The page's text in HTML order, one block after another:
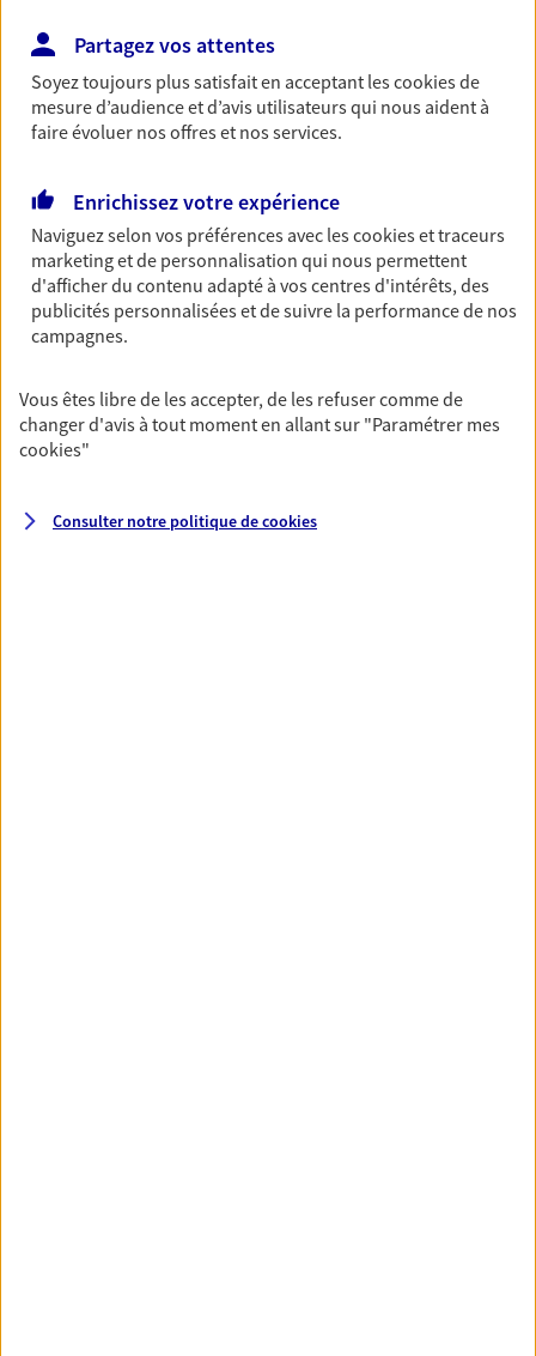
Julien Marchand
Agent général d'assurance exclusif AXA
70a Montee Du Village, 38150 Agnin
Agence accessible
Horaires : Fermé
Ouvre demain à 08:30
NOUS CONTACTER
N° Orias * (orias.fr) : 24006547
Partagez vos attentes
Soyez toujours plus satisfait en acceptant lescookiesde
mesure d’audience et d’avis utilisateurs qui nous aident à
faire évoluer nos offres et nos services.
Enrichissez votre expérience
Naviguez selon vos préférences avec lescookies et traceurs
marketing et de personnalisation qui nous permettent
d'afficher du contenu adapté à vos centres d'intérêts, des
publicités personnalisées et de suivre la performance de nos
campagnes.
Vous êtes libre de les accepter, de les refuser comme de
changer d'avis à tout moment en allant sur "Paramétrer mes
cookies"
Consulter notre politique decookies